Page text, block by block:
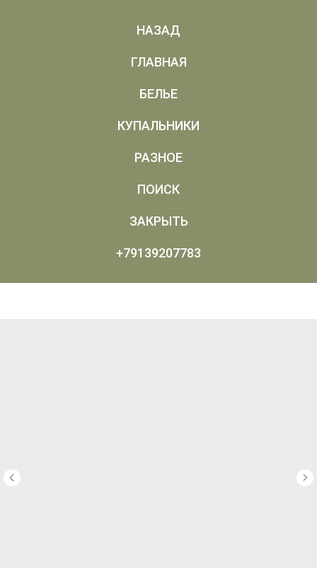
НАЗАД
ГЛАВНАЯ
БЕЛЬЕ
КУПАЛЬНИКИ
РАЗНОЕ
ПОИСК
ЗАКРЫТЬ
+79139207783